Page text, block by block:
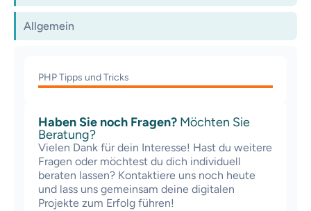
Allgemein
PHP Tipps und Tricks
Haben Sie noch Fragen? Möchten Sie
Beratung?
Vielen Dank für dein Interesse! Hast du weitere
Fragen oder möchtest du dich individuell
beraten lassen? Kontaktiere uns noch heute
und lass uns gemeinsam deine digitalen
Projekte zum Erfolg führen!